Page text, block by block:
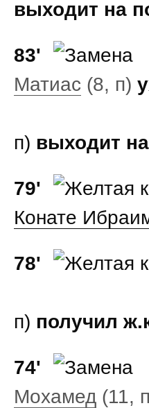
выходит на
83'
Матиас (8, п)
п) выходит
79'
Конате
78'
п) получил
74'
Мохамед (11,